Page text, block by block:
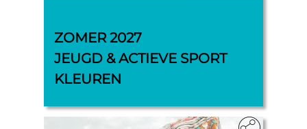
ZOMER 2027
JEUGD & ACTIEVE SPORT
KLEUREN